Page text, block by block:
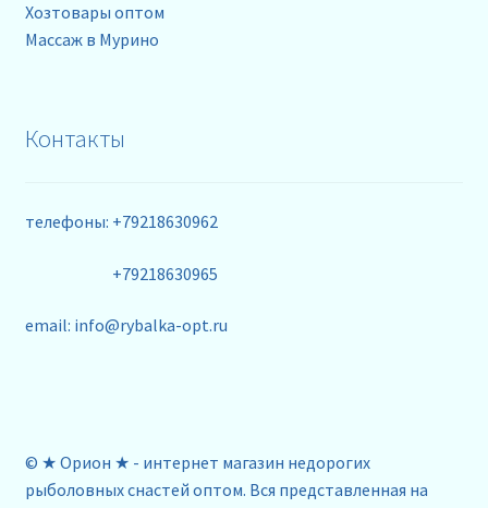
Хозтовары оптом
Массаж в Мурино
Контакты
телефоны: +79218630962
+79218630965
email: info@rybalka-opt.ru
© ★ Орион ★ - интернет магазин недорогих
рыболовных снастей оптом. Вся представленная на